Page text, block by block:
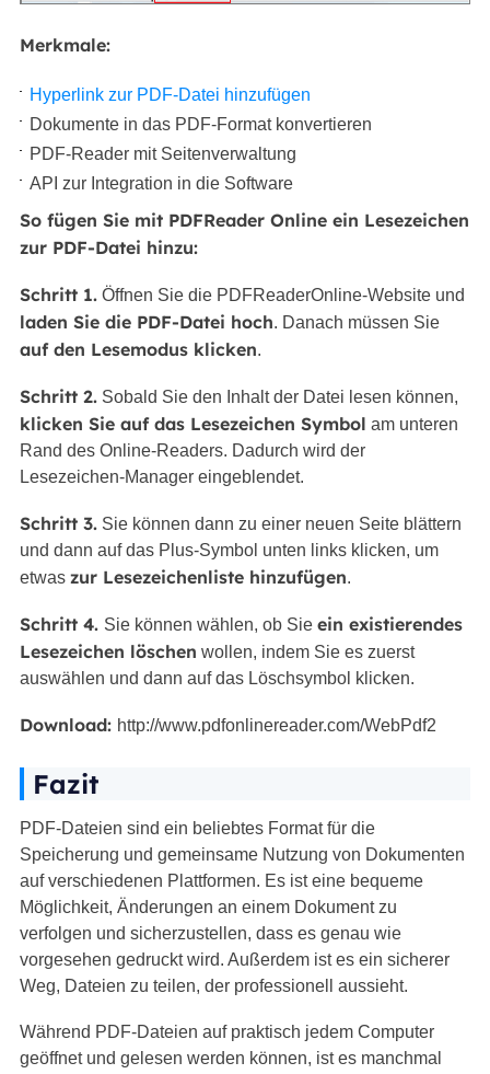
Merkmale:
Hyperlink zur PDF-Datei hinzufügen
Dokumente in das PDF-Format konvertieren
PDF-Reader mit Seitenverwaltung
API zur Integration in die Software
So fügen Sie mit PDFReader Online ein Lesezeichen
zur PDF-Datei hinzu:
Schritt 1.Öffnen Sie die PDFReaderOnline-Website und
laden Sie die PDF-Datei hoch. Danach müssen Sie
auf den Lesemodus klicken.
Schritt 2.Sobald Sie den Inhalt der Datei lesen können,
klicken Sie auf das Lesezeichen Symbol am unteren
Rand des Online-Readers. Dadurch wird der
Lesezeichen-Manager eingeblendet.
Schritt 3.Sie können dann zu einer neuen Seite blättern
und dann auf das Plus-Symbol unten links klicken, um
etwas zur Lesezeichenliste hinzufügen.
Schritt 4. Sie können wählen, ob Sie ein existierendes
Lesezeichen löschen wollen, indem Sie es zuerst
auswählen und dann auf das Löschsymbol klicken.
Download: http://www.pdfonlinereader.com/WebPdf2
Fazit
PDF-Dateien sind ein beliebtes Format für die
Speicherung und gemeinsame Nutzung von Dokumenten
auf verschiedenen Plattformen. Es ist eine bequeme
Möglichkeit, Änderungen an einem Dokument zu
verfolgen und sicherzustellen, dass es genau wie
vorgesehen gedruckt wird. Außerdem ist es ein sicherer
Weg, Dateien zu teilen, der professionell aussieht.
Während PDF-Dateien auf praktisch jedem Computer
geöffnet und gelesen werden können, ist es manchmal